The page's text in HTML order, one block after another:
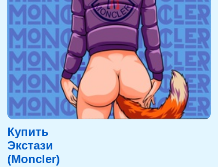
Купить
Экстази
(Moncler)